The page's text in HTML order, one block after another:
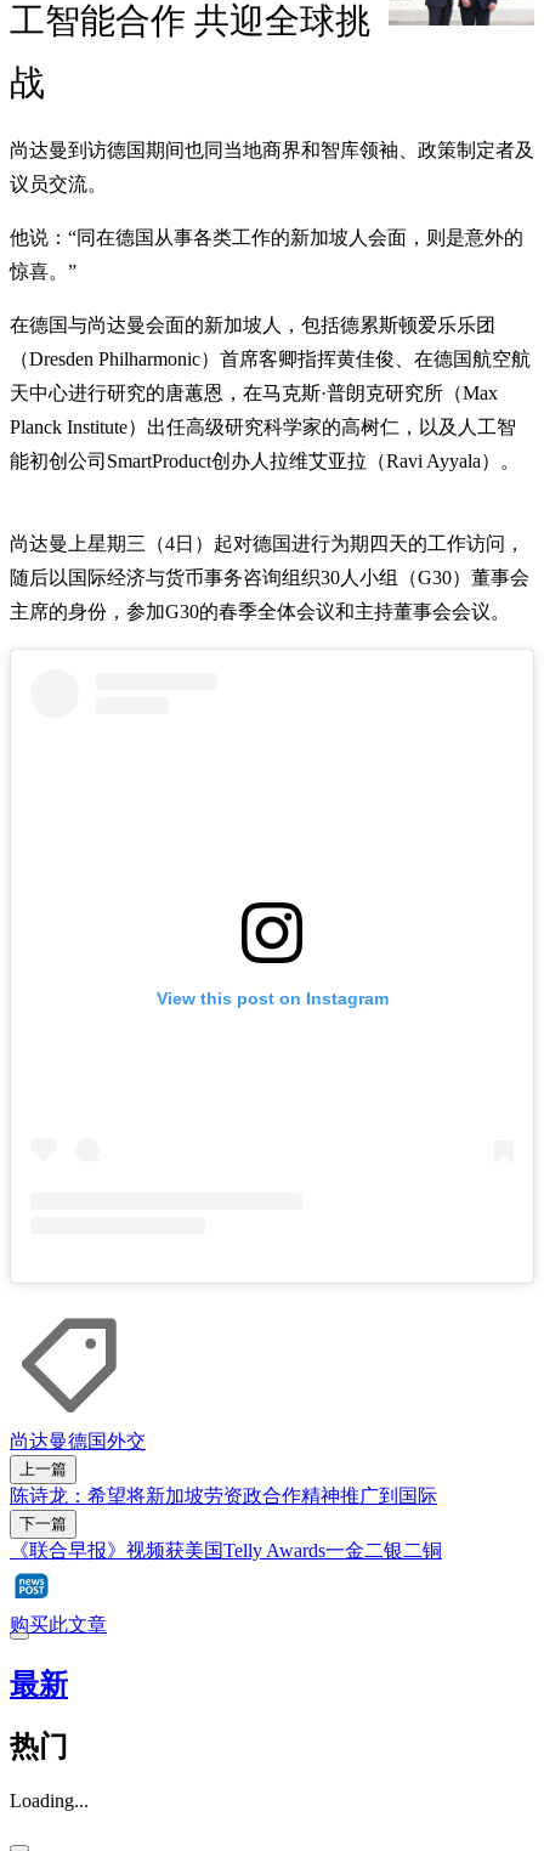
工智能合作 共迎全球挑
战
尚达曼到访德国期间也同当地商界和智库领袖、政策制定者及
议员交流。
他说：“同在德国从事各类工作的新加坡人会面，则是意外的
惊喜。”
在德国与尚达曼会面的新加坡人，包括德累斯顿爱乐乐团
（Dresden Philharmonic）首席客卿指挥黄佳俊、在德国航空航
天中心进行研究的唐蕙恩，在马克斯·普朗克研究所（Max
Planck Institute）出任高级研究科学家的高树仁，以及人工智
能初创公司SmartProduct创办人拉维艾亚拉（Ravi Ayyala）。
尚达曼上星期三（4日）起对德国进行为期四天的工作访问，
随后以国际经济与货币事务咨询组织30人小组（G30）董事会
主席的身份，参加G30的春季全体会议和主持董事会会议。
View this post on Instagram
尚达曼德国外交
上一篇
陈诗龙：希望将新加坡劳资政合作精神推广到国际
下一篇
《联合早报》视频获美国Telly Awards一金二银二铜
购买此文章
最新
热门
Loading...